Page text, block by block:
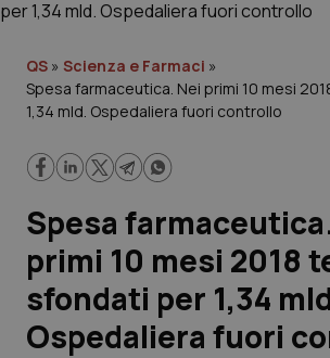
Governo e Parlamento
Regioni e Asl
Lavoro e Professioni
Scienza e Farmaci
Studi e Analisi
QS » Scienza e Farmaci »
Spesa farmaceutica. Nei primi 10 mesi
1,34 mld. Ospedaliera fuori controllo
Spesa
primi 10 mesi 2018
sfondati per 1,34
Ospedaliera fuori